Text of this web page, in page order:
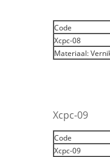
Code
Xcpc-08
Materiaal:
Xcpc-09
Code
Xcpc-09